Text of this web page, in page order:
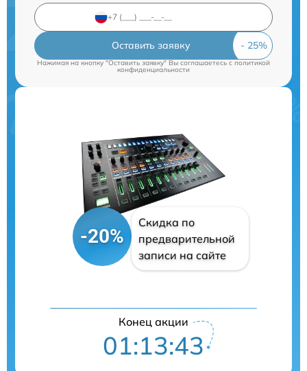
Оставить заявку
Нажимая на кнопку "Оставить заявку" Вы соглашаетесь cполитикой
конфиденциальности
-20%
Скидка по
предварительной
записи на сайте
Конец акции
01:13:42